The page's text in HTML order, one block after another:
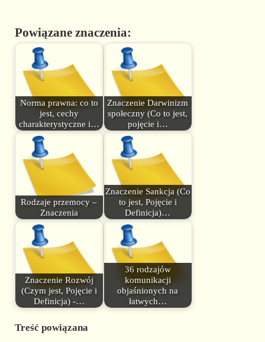
Powiązane znaczenia:
Norma prawna: co to
jest, cechy
charakterystyczne i…
Znaczenie Darwinizm
społeczny (Co to jest,
pojęcie i…
Rodzaje przemocy –
Znaczenia
Znaczenie Sankcja (Co
to jest, Pojęcie i
Definicja)…
Znaczenie Rozwój
(Czym jest, Pojęcie i
Definicja) -…
36 rodzajów
komunikacji
objaśnionych na
łatwych…
Treść powiązana